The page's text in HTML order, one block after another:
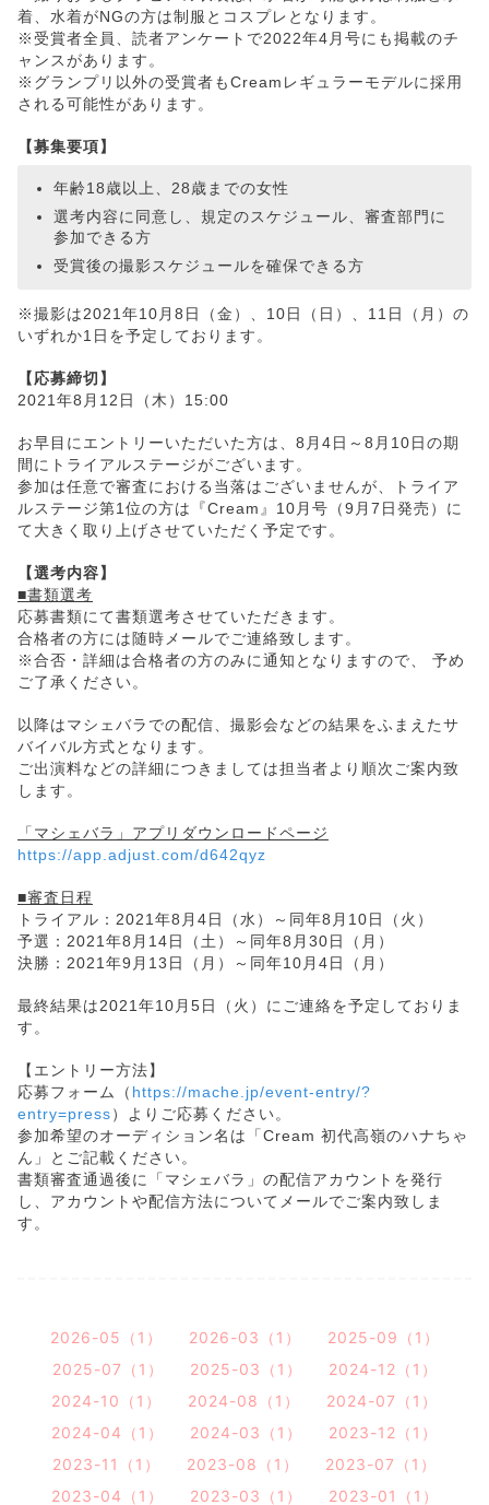
着、水着がNGの方は制服とコスプレとなります。
※受賞者全員、読者アンケートで2022年4月号にも掲載のチ
ャンスがあります。
※グランプリ以外の受賞者もCreamレギュラーモデルに採用
される可能性があります。
【募集要項】
年齢18歳以上、28歳までの女性
選考内容に同意し、規定のスケジュール、審査部門に
参加できる方
受賞後の撮影スケジュールを確保できる方
※撮影は2021年10月8日（金）、10日（日）、11日（月）の
いずれか1日を予定しております。
【応募締切】
2021年8月12日（木）15:00
お早目にエントリーいただいた方は、8月4日～8月10日の期
間にトライアルステージがございます。
参加は任意で審査における当落はございませんが、トライア
ルステージ第1位の方は『Cream』10月号（9月7日発売）に
て大きく取り上げさせていただく予定です。
【選考内容】
■書類選考
応募書類にて書類選考させていただきます。
合格者の方には随時メールでご連絡致します。
※合否・詳細は合格者の方のみに通知となりますので、 予め
ご了承ください。
以降はマシェバラでの配信、撮影会などの結果をふまえたサ
バイバル方式となります。
ご出演料などの詳細につきましては担当者より順次ご案内致
します。
「マシェバラ」アプリダウンロードページ
https://app.adjust.com/d642qyz
■審査日程
トライアル：2021年8月4日（水）～同年8月10日（火）
予選：2021年8月14日（土）～同年8月30日（月）
決勝：2021年9月13日（月）～同年10月4日（月）
最終結果は2021年10月5日（火）にご連絡を予定しておりま
す。
【エントリー方法】
応募フォーム（ https://mache.jp/event-entry/?
entry=press）よりご応募ください。
参加希望のオーディション名は「Cream 初代高嶺のハナちゃ
ん」とご記載ください。
書類審査通過後に「マシェバラ」の配信アカウントを発行
し、アカウントや配信方法についてメールでご案内致しま
す。
2026-05（1） 2026-03（1）
2025-09（1）
2025-07（1）
2025-03（1）
2024-12（1）
2024-10（1）
2024-08（1）
2024-07（1）
2024-04（1）
2024-03（1）
2023-12（1）
2023-11（1）
2023-08（1）
2023-07（1）
2023-04（1）
2023-03（1） 2023-01（1）